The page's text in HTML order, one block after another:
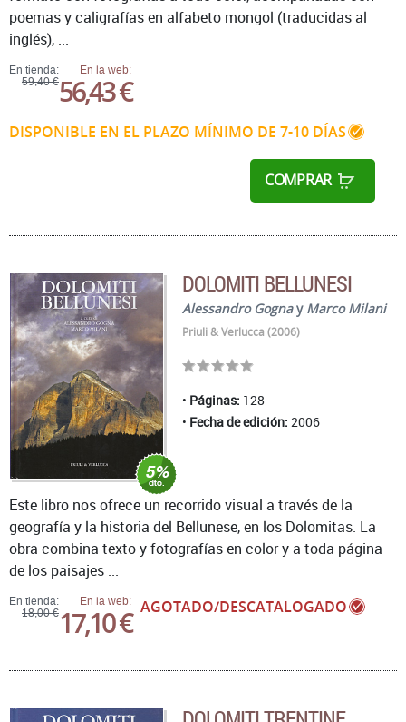
En tienda:
59,40 €
En la web:
56,43 €
DISPONIBLE EN EL PLAZO MÍNIMO DE 7-10 DÍAS
COMPRAR
poemas y caligrafías en alfabeto mongol (traducidas al
inglés), ...
DOLOMITI BELLUNESI
Alessandro Gognay Marco Milani
Priuli & Verlucca (2006)
Páginas: 128
Fecha de edición: 2006
En tienda:
18,00 €
En la web:
17,10 € AGOTADO/DESCATALOGADO
Este libro nos ofrece un recorrido visual a través de la
geografía y la historia del Bellunese, en los Dolomitas. La
obra combina texto y fotografías en color y a toda página
de los paisajes ...